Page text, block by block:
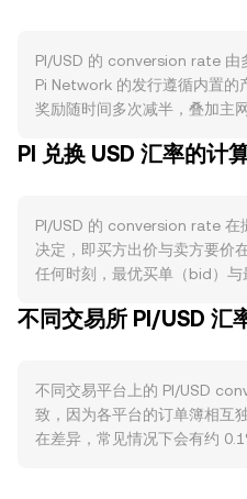
PI/USD 的 conversion rate 由
Pi Network 的发行遵循内置的
奖励随时间多次减半，叠加主
方并未采用常态化的销毁机制
算、以及主网开放程度提升带
持有与支付对 PI 的需求，从
rate。宏观层面，PI 与更广泛
偏好变化也会体现在报价上：
区对代币归类与上架的态度变
平台覆盖面，从而改变 PI 与
面，若存在与 PI 挂钩的合约
PI 兑换 USD 汇率的计
PI/USD 的 conversion rate 在
决定，即买方出价与卖方要价
任何时刻，最优买单（bid）与
在多平台环境下，数据聚合商
合价格的影响更大。对于简单
Value = PI Amount ×
USD Value / conversion rate
不同交易所 PI/USD 汇
不同交易平台上的 PI/USD
致，因为各平台的订单簿相互
在差异，常见情况下会有约